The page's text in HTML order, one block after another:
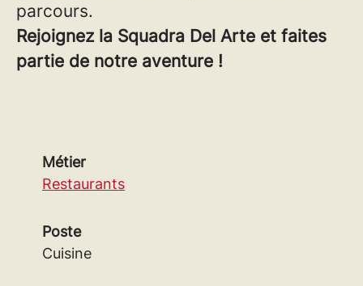
parcours.
Rejoignez la Squadra Del Arte et faites
partie de notre aventure !
Métier
Restaurants
Poste
Cuisine